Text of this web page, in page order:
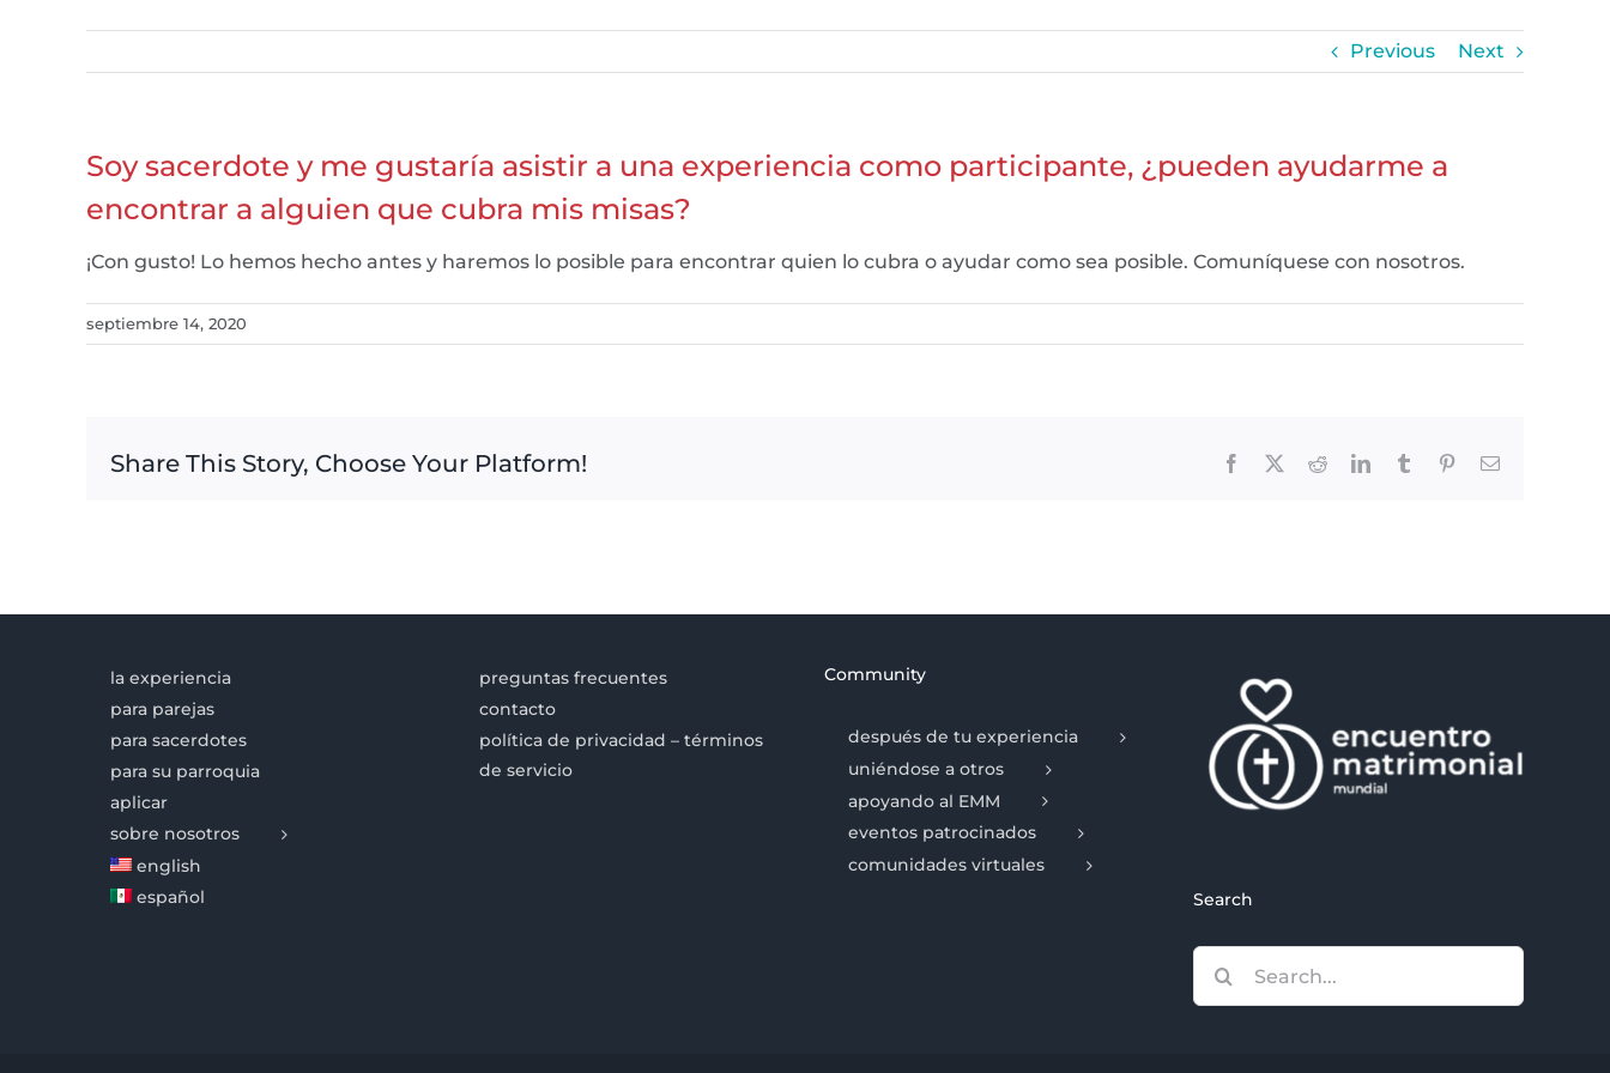
Previous Next
Soy sacerdote y me gustaría asistir a una experiencia como participante, ¿pueden ayudarme a
encontrar a alguien que cubra mis misas?
¡Con gusto! Lo hemos hecho antes y haremos lo posible para encontrar quien lo cubra o ayudar como sea posible. Comuníquese con nosotros.
septiembre 14, 2020
Share This Story, Choose Your Platform! Facebook RedditLinkedInTumblr PinterestEmail
la experiencia
para parejas
para sacerdotes
para su parroquia
aplicar
sobre nosotros
english
español
preguntas frecuentes
contacto
política de privacidad – términos
de servicio
Community
después de tu experiencia
uniéndose a otros
apoyando al EMM
eventos patrocinados
comunidades virtuales
Search
for: